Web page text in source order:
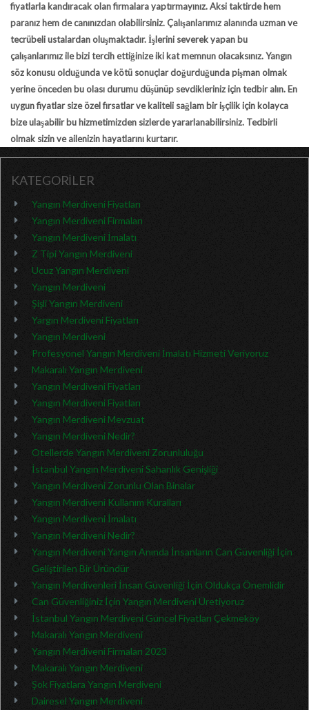
fiyatlarla kandıracak olan firmalara yaptırmayınız. Aksi taktirde hem
paranız hem de canınızdan olabilirsiniz. Çalışanlarımız alanında uzman ve
tecrübeli ustalardan oluşmaktadır. İşlerini severek yapan bu
çalışanlarımız ile bizi tercih ettiğinize iki kat memnun olacaksınız. Yangın
söz konusu olduğunda ve kötü sonuçlar doğurduğunda pişman olmak
yerine önceden bu olası durumu düşünüp sevdikleriniz için tedbir alın. En
uygun fiyatlar size özel fırsatlar ve kaliteli sağlam bir işçilik için kolayca
bize ulaşabilir bu hizmetimizden sizlerde yararlanabilirsiniz. Tedbirli
olmak sizin ve ailenizin hayatlarını kurtarır.
KATEGORİLER
Yangın Merdiveni Fiyatları
Yangın Merdiveni Firmaları
Yangın Merdiveni İmalatı
Z Tipi Yangın Merdiveni
Ucuz Yangın Merdiveni
Yangın Merdiveni
Şişli Yangın Merdiveni
Yargın Merdiveni Fiyatları
Yangın Merdiveni
Profesyonel Yangın Merdiveni İmalatı Hizmeti Veriyoruz
Makaralı Yangın Merdiveni
Yangın Merdiveni Fiyatları
Yangın Merdiveni Fiyatları
Yangın Merdiveni Mevzuat
Yangın Merdiveni Nedir?
Otellerde Yangın Merdiveni Zorunluluğu
İstanbul Yangın Merdiveni Sahanlık Genişliği
Yangın Merdiveni Zorunlu Olan Binalar
Yangın Merdiveni Kullanım Kuralları
Yangın Merdiveni İmalatı
Yangın Merdiveni Nedir?
Yangın Merdiveni Yangın Anında İnsanların Can Güvenliği İçin
Geliştirilen Bir Üründür
Yangın Merdivenleri İnsan Güvenliği İçin Oldukça Önemlidir
Can Güvenliğiniz İçin Yangın Merdiveni Üretiyoruz
İstanbul Yangın Merdiveni Güncel Fiyatları Çekmeköy
Makaralı Yangın Merdiveni
Yangın Merdiveni Firmaları 2023
Makaralı Yangın Merdiveni
Şok Fiyatlara Yangın Merdiveni
Dairesel Yangın Merdiveni